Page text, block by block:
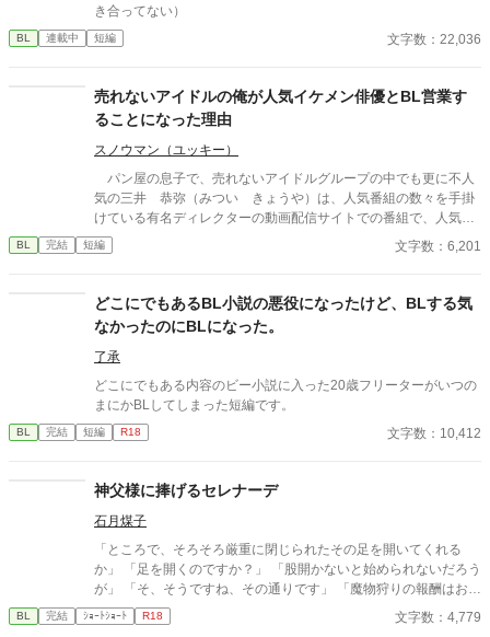
き合ってない）
BL 連載中 短編 文字数：22,036
売れないアイドルの俺が人気イケメン俳優とBL営業す
ることになった理由
スノウマン（ユッキー）
パン屋の息子で、売れないアイドルグループの中でも更に不人
気の三井 恭弥（みつい きょうや）は、人気番組の数々を手掛
けている有名ディレクターの動画配信サイトでの番組で、人気絶
頂の爽やかイケメン俳優、鷹野 龍慈（たかの りゅうじ）と手
作りパン対決をする事に。 パン屋の息子なのに惨敗した恭弥は
きながら実家のパン屋は美味しいと訴える。番組での自分の役割
を放棄した態度を鷹野にきつく叱られるが、その後立て直し締め
の映像を撮り切る。 その一件で鷹野に気に入られた恭弥。鷹野
の作戦で実家のパン屋を助けられたことで、何故か世間で【DV彼
氏と、彼氏と別れられないアイドル】としてバズることになり―
―。
BL 完結 短編 文字数：6,201
どこにでもあるBL小説の悪役になったけど、BLする気
なかったのにBLになった。
了承
どこにでもある内容のビー小説に入った20歳フリーターがいつの
まにかBLしてしまった短編です。
BL 完結 短編 R18 文字数：10,412
神父様に捧げるセレナーデ
石月煤子
「ところで、そろそろ厳重に閉じられたその足を開いてくれる
か」 「足を開くのですか？」 「股開かないと始められないだろう
が」 「そ、そうですね、その通りです」 「魔物狩りの報酬はお前
自身、そうだろう？」 「…………」 ■俺様最強旅人×健気美人♂神
父■
BL 完結 ｼｮｰﾄｼｮｰﾄ R18 文字数：4,779